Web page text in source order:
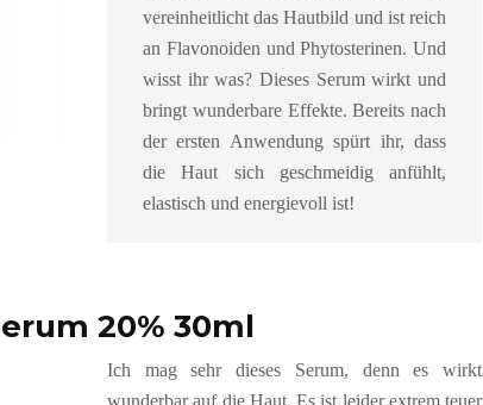
vereinheitlicht das Hautbild und ist reich
an Flavonoiden und Phytosterinen. Und
wisst ihr was? Dieses Serum wirkt und
bringt wunderbare Effekte. Bereits nach
der ersten Anwendung spürt ihr, dass
die Haut sich geschmeidig anfühlt,
elastisch und energievoll ist!
20% 30ml
Ich mag sehr dieses Serum, denn es wirkt
wunderbar auf die Haut. Es ist leider extrem teuer